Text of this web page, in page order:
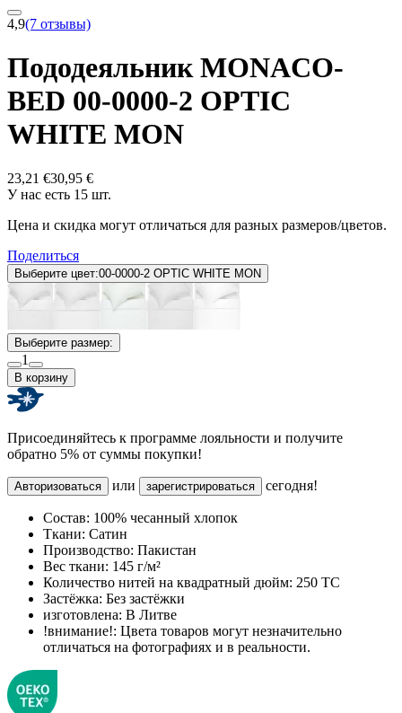
4,9(7 отзывы)
Пододеяльник MONACO-
BED 00-0000-2 OPTIC
WHITE MON
23,21 €30,95 €
У нас есть 15 шт.
Цена и скидка могут отличаться для разных размеров/цветов.
Поделиться
Выберите цвет:00-0000-2 OPTIC WHITE MON
Выберите размер:
1
В корзину
Присоединяйтесь к программе лояльности и получите
обратно 5% от суммы покупки!
Авторизоваться или зарегистрироваться сегодня!
Состав: 100% чесанный хлопок
Ткани: Сатин
Производство: Пакистан
Вес ткани: 145 г/м²
Количество нитей на квадратный дюйм: 250 TC
Застёжка: Без застёжки
изготовлена: В Литве
!внимание!: Цвета товаров могут незначительно
отличаться на фотографиях и в реальности.